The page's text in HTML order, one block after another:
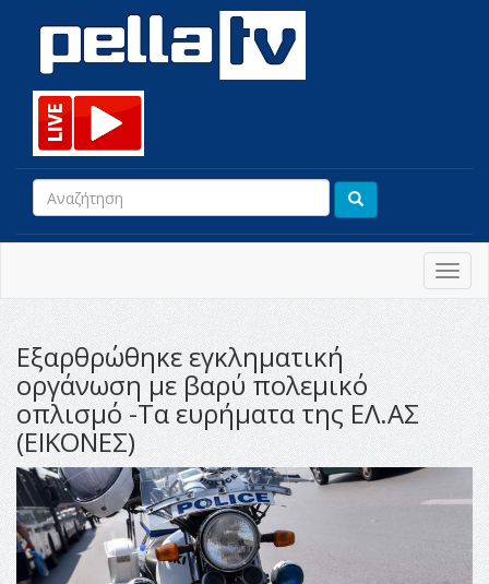
Εξαρθρώθηκε εγκληματική
οργάνωση με βαρύ πολεμικό
οπλισμό -Τα ευρήματα της ΕΛ.ΑΣ
(ΕΙΚΟΝΕΣ)